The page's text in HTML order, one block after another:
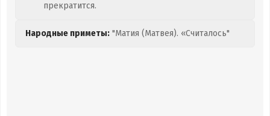
прекратится.
Народные приметы: "Матия (Матвея). «Считалось"